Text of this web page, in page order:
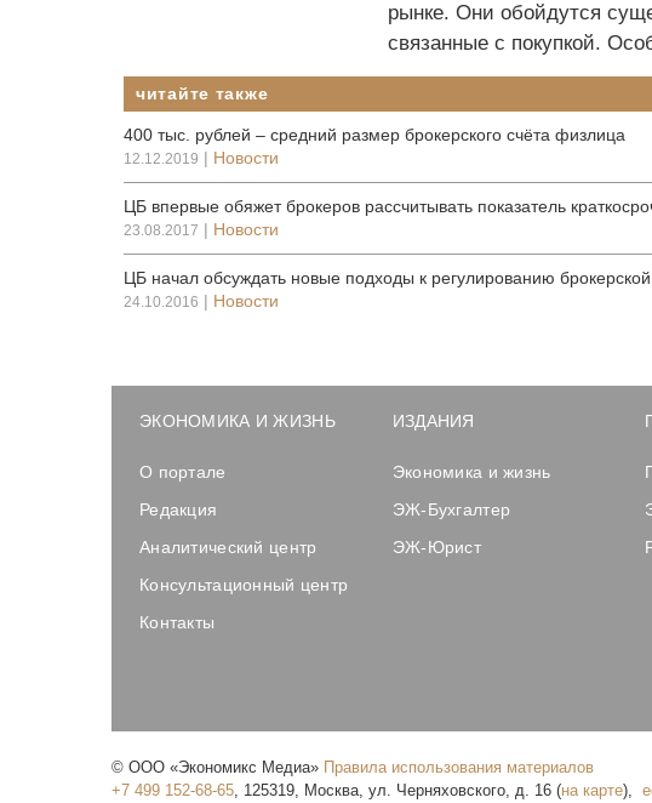
рынке. Они обойдутся
связанные с покупкой.
читайте также
400 тыс. рублей – средний размер брокерского счёта физлица
12.12.2019 | Новости
ЦБ впервые обяжет брокеров рассчитывать показатель
23.08.2017 | Новости
ЦБ начал обсуждать новые подходы к регулированию брокерской
24.10.2016 | Новости
ЭКОНОМИКА И ЖИЗНЬ
О портале
Редакция
Аналитический центр
Консультационный центр
Контакты
ИЗДАНИЯ
Экономика и жизнь
ЭЖ-Бухгалтер
ЭЖ-Юрист
© ООО «Экономикс Медиа» Правила использования материалов
+7 499 152-68-65, 125319, Москва, ул. Черняховского, д. 16 (на карте),